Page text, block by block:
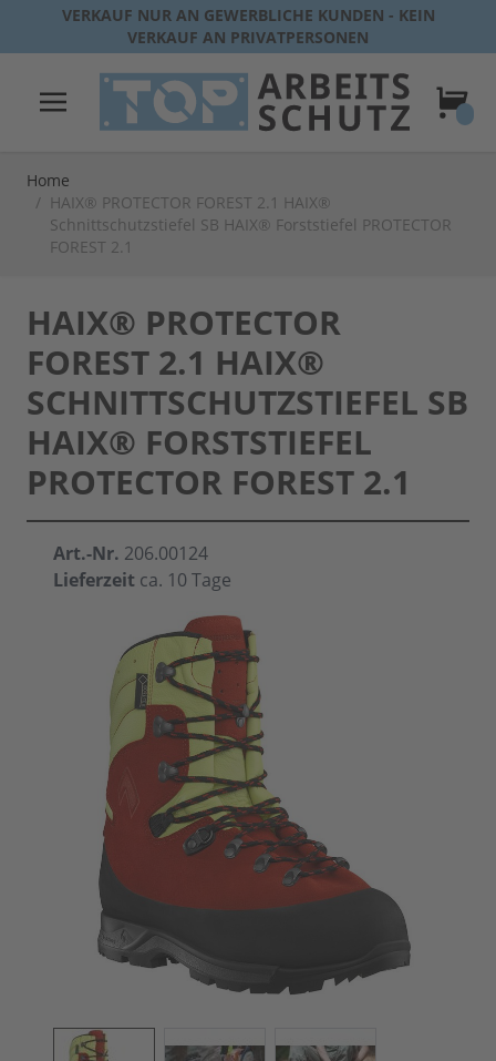
Direkt zum Inhalt
VERKAUF NUR AN GEWERBLICHE KUNDEN - KEIN
VERKAUF AN PRIVATPERSONEN
Home
/ HAIX® PROTECTOR FOREST 2.1 HAIX®
Schnittschutzstiefel SB HAIX® Forststiefel PROTECTOR
FOREST 2.1
HAIX® PROTECTOR
FOREST 2.1 HAIX®
SCHNITTSCHUTZSTIEFEL SB
HAIX® FORSTSTIEFEL
PROTECTOR FOREST 2.1
Art.-Nr. 206.00124
Lieferzeit ca. 10 Tage